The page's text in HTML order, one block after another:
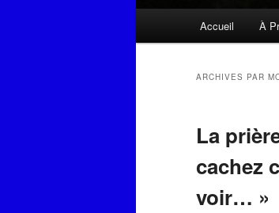
Accueil À
ARCHIVES PAR
La
cachez
voir… »